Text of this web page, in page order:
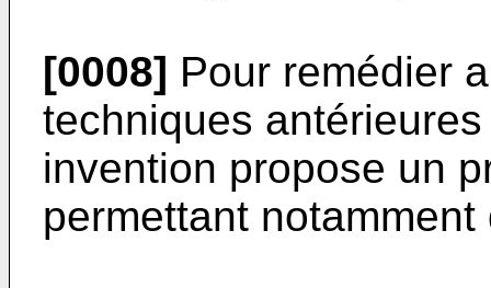
[0008] Pour remédier
techniques
invention propose un
permettant